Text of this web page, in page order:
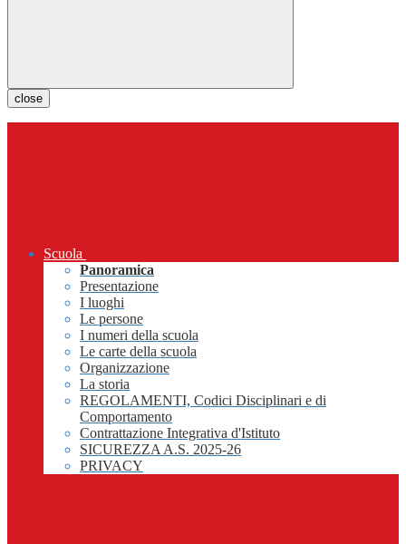
close
Scuola
Panoramica
Presentazione
I luoghi
Le persone
I numeri della scuola
Le carte della scuola
Organizzazione
La storia
REGOLAMENTI, Codici Disciplinari e di
Comportamento
Contrattazione Integrativa d'Istituto
SICUREZZA A.S. 2025-26
PRIVACY